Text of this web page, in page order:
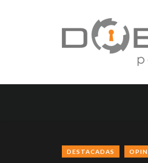
DESTACADAS